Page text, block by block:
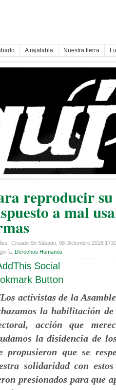
A rajatabla Nuestra tierra
reproducir
a mal
Creado En Sábado, 08 Diciembre 2018
Derechos Humanos
activistas de la
la habilitación
acción que
la disidencia de
propusieron que se
solidaridad con
presionados para que